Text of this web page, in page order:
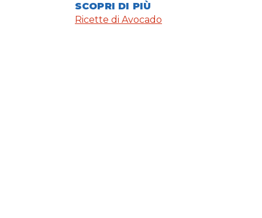
SCOPRI DI PIÙ
Ricette di Avocado